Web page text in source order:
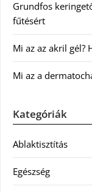
Grundfos
fűtésért
Mi az az akril gél?
Mi az a
Kategóriák
Ablaktisztítás
Egészség